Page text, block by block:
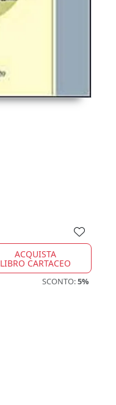
ACQUISTA
LIBRO CARTACEO
SCONTO:5%